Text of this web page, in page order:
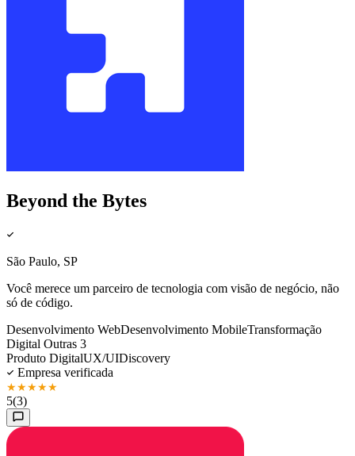
Beyond the Bytes
São Paulo, SP
Você merece um parceiro de tecnologia com visão de negócio, não
só de código.
Desenvolvimento WebDesenvolvimento MobileTransformação
Digital Outras 3
Produto DigitalUX/UIDiscovery
Empresa verificada
★★★★★
5(3)